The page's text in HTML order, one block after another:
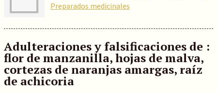
Preparados medicinales
Adulteraciones y falsificaciones de :
flor de manzanilla, hojas de malva,
cortezas de naranjas amargas, raíz
de achicoria